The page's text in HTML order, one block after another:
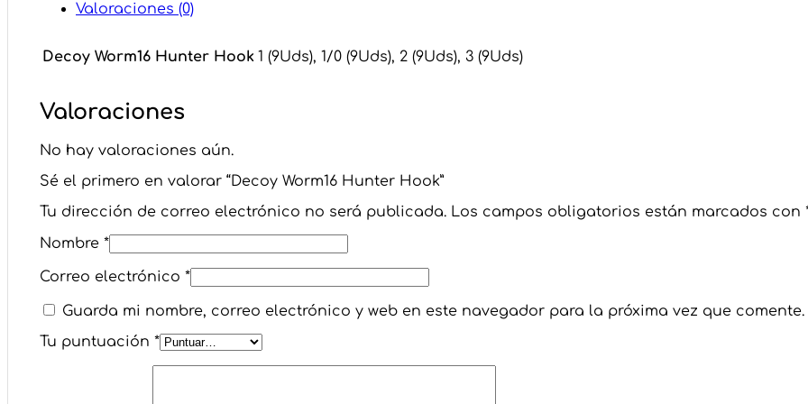
Valoraciones (0)
Decoy Worm16 Hunter Hook 1 (9Uds), 1/0 (9Uds), 2 (9Uds), 3 (9Uds)
Valoraciones
No hay valoraciones aún.
Sé el primero en valorar “Decoy Worm16 Hunter Hook”
Tu dirección de correo electrónico no será publicada. Los campos obligatorios están marcados con
Nombre *
Correo electrónico *
Guarda mi nombre, correo electrónico y web en este navegador para la próxima vez que comente.
Tu puntuación *